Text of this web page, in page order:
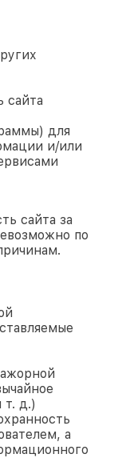
сайта
для
и/или
сайта за
по
т. д.)
а